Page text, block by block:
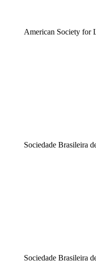
American Society for
Sociedade Brasileira
Sociedade Brasileira